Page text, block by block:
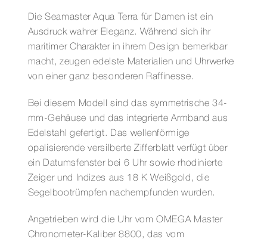
Die Seamaster Aqua Terra für Damen ist ein
Ausdruck wahrer Eleganz. Während sich ihr
maritimer Charakter in ihrem Design bemerkbar
macht, zeugen edelste Materialien und Uhrwerke
von einer ganz besonderen Raffinesse.
Bei diesem Modell sind das symmetrische 34-
mm-Gehäuse und das integrierte Armband aus
Edelstahl gefertigt. Das wellenförmige
opalisierende versilberte Zifferblatt verfügt über
ein Datumsfenster bei 6 Uhr sowie rhodinierte
Zeiger und Indizes aus 18 K Weißgold, die
Segelbootrümpfen nachempfunden wurden.
Angetrieben wird die Uhr vom OMEGA Master
Chronometer-Kaliber 8800, das vom